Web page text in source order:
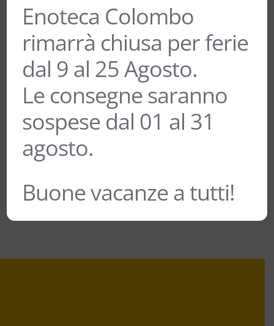
GRILLO “COSTADUNE” SICILIA DOC –
MANDRAROSSA
9,50€
Enoteca Colombo
rimarrà chiusa per ferie
dal 9 al 25 Agosto.
Le consegne saranno
sospese dal 01 al 31
agosto.
Buone vacanze a tutti!